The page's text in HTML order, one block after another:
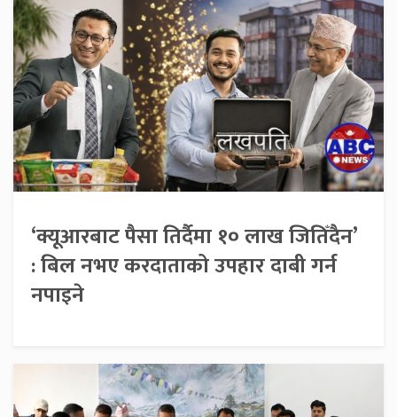
‘क्यूआरबाट पैसा तिर्दैमा १० लाख जितिँदैन’
: बिल नभए करदाताको उपहार दाबी गर्न
नपाइने